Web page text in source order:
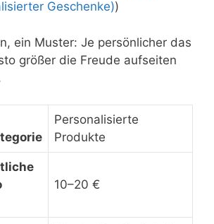
Geschenke))
ein Muster: Je persönlicher das
größer die Freude aufseiten
Personalisierte
Produkte
10–20 €